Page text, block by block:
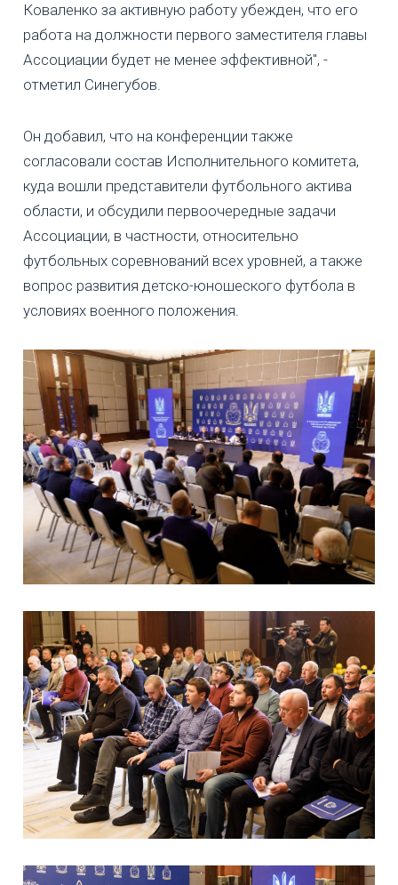
Коваленко за активную работу убежден, что его
работа на должности первого заместителя главы
Ассоциации будет не менее эффективной", -
отметил Синегубов.
Он добавил, что на конференции также
согласовали состав Исполнительного комитета,
куда вошли представители футбольного актива
области, и обсудили первоочередные задачи
Ассоциации, в частности, относительно
футбольных соревнований всех уровней, а также
вопрос развития детско-юношеского футбола в
условиях военного положения.